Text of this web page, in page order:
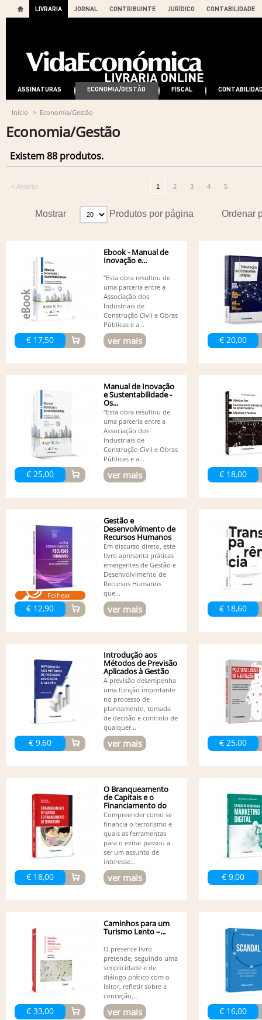
LIVRARIA JORNAL CONTRIBUINTE JURÍDICO CONTABILIDADE
ASSINATURAS ECONOMIA/GESTÃO FISCAL
Início > Economia/Gestão
Economia/Gestão
Existem 88 produtos.
« Anterior 1 2 3 4 5
Ordenar
Mostrar Produtos por página
€ 17,50
Ebook - Manual de
Inovação e...
“Esta obra resultou de
uma parceria entre a
Associação dos
Industriais de
Construção Civil e Obras
Públicas e a...
ver mais € 20,00
€ 25,00
Manual de Inovação
e Sustentabilidade -
Os...
“Esta obra resultou de
uma parceria entre a
Associação dos
Industriais de
Construção Civil e Obras
Públicas e a...
ver mais € 18,00
Folhear
€ 12,90
Gestão e
Desenvolvimento de
Recursos Humanos
-...
Em discurso direto, este
livro apresenta práticas
emergentes de Gestão e
Desenvolvimento de
Recursos Humanos
que...
ver mais € 18,60
€ 9,60
Introdução aos
Métodos de Previsão
Aplicados à Gestão
A previsão desempenha
uma função importante
no processo de
planeamento, tomada
de decisão e controlo de
qualquer...
ver mais € 25,00
€ 18,00
O Branqueamento
de Capitais e o
Financiamento do
Terrorismo
Compreender como se
financia o terrorismo e
quais as ferramentas
para o evitar passou a
ser um assunto de
interesse...
ver mais € 9,00
€ 33,00
Caminhos para um
Turismo Lento –...
O presente livro
pretende, seguindo uma
simplicidade e de
diálogo prático com o
leitor, refletir sobre a
conceção,...
ver mais € 16,00